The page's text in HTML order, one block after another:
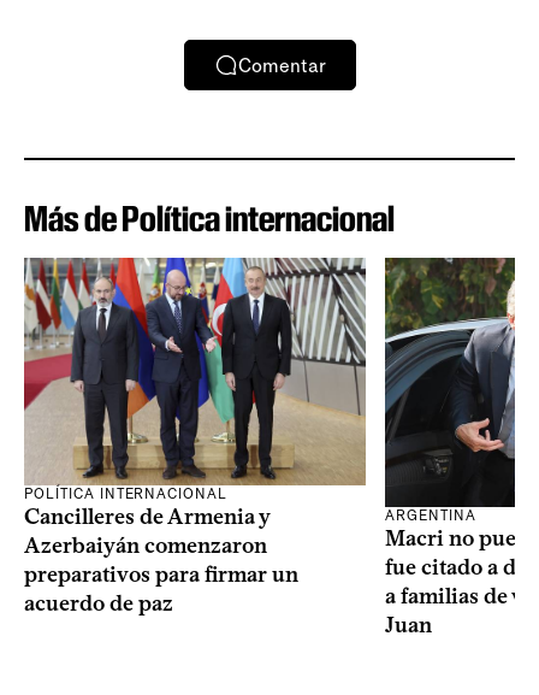
Comentar
Más de Política internacional
POLÍTICA INTERNACIONAL
Cancilleres de Armenia y
Azerbaiyán comenzaron
preparativos para firmar un
acuerdo de paz
ARGENTINA
Macri no
fue citado a
a familias de
Juan